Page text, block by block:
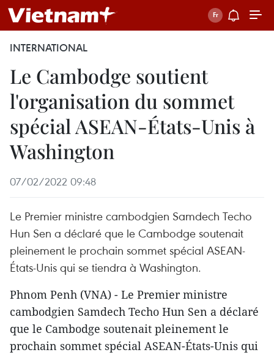
INTERNATIONAL
Le Cambodge soutient
l'organisation du sommet
spécial ASEAN-États-Unis à
Washington
07/02/2022 09:48
Le Premier ministre cambodgien Samdech Techo
Hun Sen a déclaré que le Cambodge soutenait
pleinement le prochain sommet spécial ASEAN-
États-Unis qui se tiendra à Washington.
Phnom Penh (VNA) - Le Premier ministre
cambodgien Samdech Techo Hun Sen a déclaré
que le Cambodge soutenait pleinement le
prochain sommet spécial ASEAN-États-Unis qui